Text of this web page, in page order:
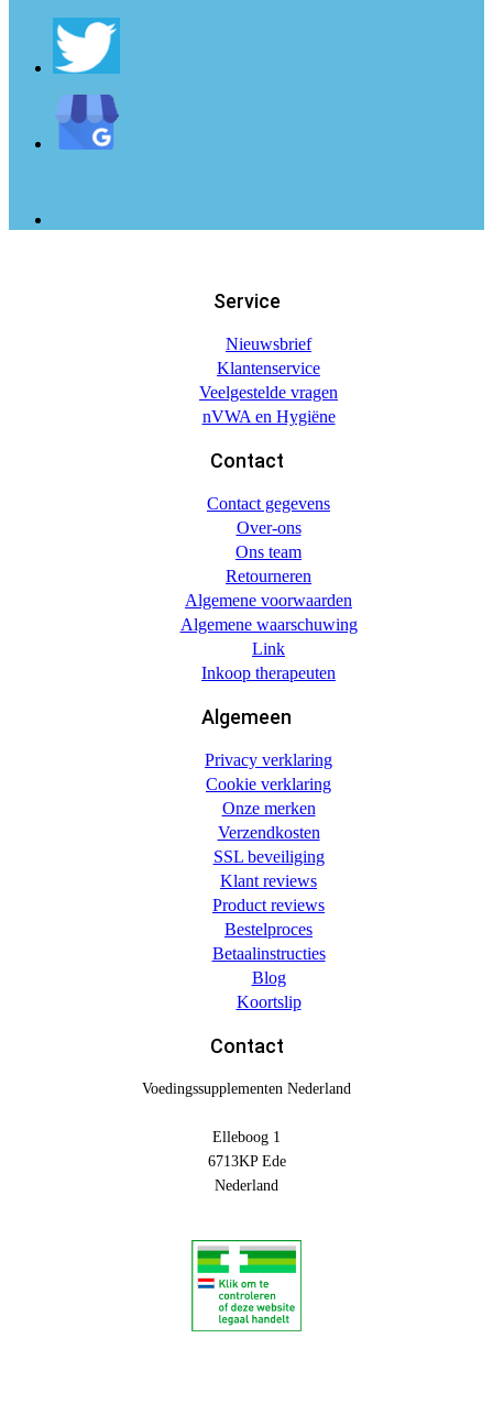
Service
Nieuwsbrief
Klantenservice
Veelgestelde vragen
nVWA en Hygiëne
Contact
Contact gegevens
Over-ons
Ons team
Retourneren
Algemene voorwaarden
Algemene waarschuwing
Link
Inkoop therapeuten
Algemeen
Privacy verklaring
Cookie verklaring
Onze merken
Verzendkosten
SSL beveiliging
Klant reviews
Product reviews
Bestelproces
Betaalinstructies
Blog
Koortslip
Contact
Voedingssupplementen Nederland
Elleboog 1
6713KP Ede
Nederland